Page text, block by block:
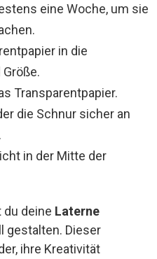
eine Woche, um sie
in die
Transparentpapier.
die Schnur sicher an
in der Mitte der
du deine Laterne
gestalten. Dieser
ihre Kreativität